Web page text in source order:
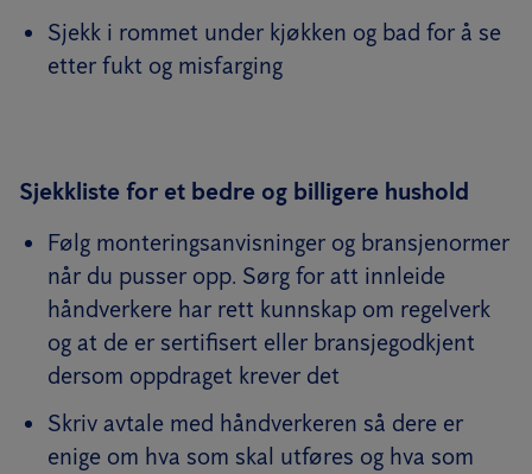
Sjekk i rommet under kjøkken og bad for å se
etter fukt og misfarging
Sjekkliste for et bedre og billigere hushold
Følg monteringsanvisninger og bransjenormer
når du pusser opp. Sørg for att innleide
håndverkere har rett kunnskap om regelverk
og at de er sertifisert eller bransjegodkjent
dersom oppdraget krever det
Skriv avtale med håndverkeren så dere er
enige om hva som skal utføres og hva som